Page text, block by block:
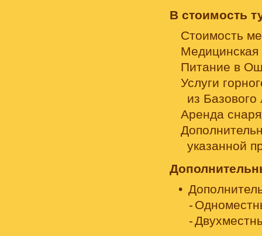
В стоимость
Стоимость
Медицинская
Питание в
Услуги
из
Аренда
указанной